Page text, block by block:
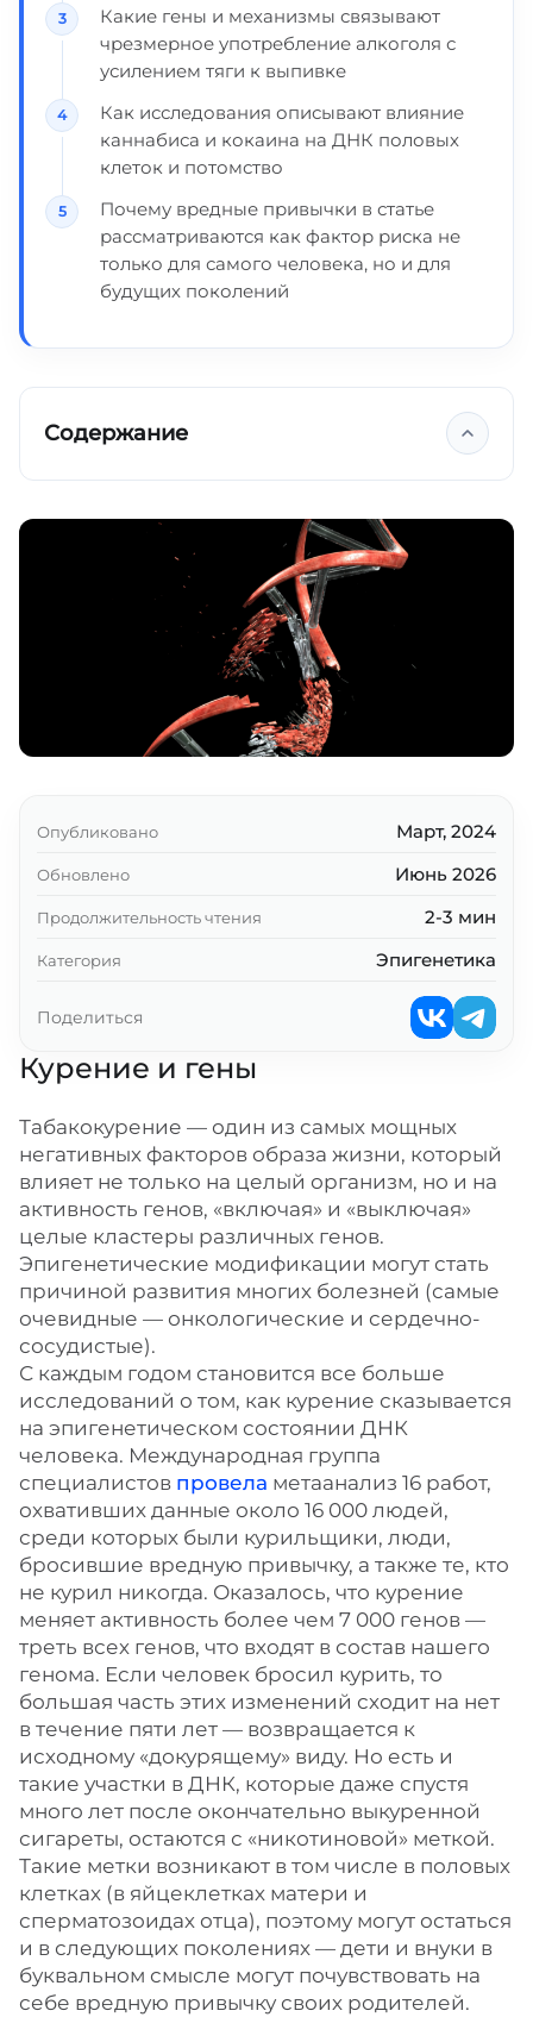
Какие гены и механизмы связывают
чрезмерное употребление алкоголя с
усилением тяги к выпивке
Как исследования описывают влияние
каннабиса и кокаина на ДНК половых
клеток и потомство
Почему вредные привычки в статье
рассматриваются как фактор риска не
только для самого человека, но и для
будущих поколений
Содержание
Как алкоголь меняет генетическую
Наследие наркотиков
Ключевые выводы
Курение и гены
Табакокурение — один из самых мощных
негативных факторов образа жизни, который
влияет не только на целый организм, но и на
активность генов, «включая» и «выключая»
целые кластеры различных генов.
Эпигенетические модификации могут стать
причиной развития многих болезней (самые
очевидные — онкологические и сердечно-
сосудистые).
С каждым годом становится все больше
исследований о том, как курение сказывается
на эпигенетическом состоянии ДНК
человека. Международная группа
специалистов провела метаанализ 16 работ,
охвативших данные около 16 000 людей,
среди которых были курильщики, люди,
бросившие вредную привычку, а также те, кто
не курил никогда. Оказалось, что курение
меняет активность более чем 7 000 генов —
треть всех генов, что входят в состав нашего
генома. Если человек бросил курить, то
большая часть этих изменений сходит на нет
в течение пяти лет — возвращается к
исходному «докурящему» виду. Но есть и
такие участки в ДНК, которые даже спустя
много лет после окончательно выкуренной
сигареты, остаются с «никотиновой» меткой.
Такие метки возникают в том числе в половых
клетках (в яйцеклетках матери и
сперматозоидах отца), поэтому могут остаться
и в следующих поколениях — дети и внуки в
буквальном смысле могут почувствовать на
себе вредную привычку своих родителей.
Опубликовано Март, 2024
Обновлено Июнь 2026
Продолжительность чтения 2-3 мин
Категория Эпигенетика
Поделиться